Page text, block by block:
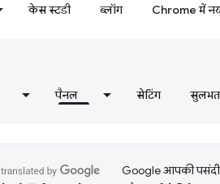
केस स्टडी ब्लॉग Chrome में
पैनल सेटिंग
Google आपकी